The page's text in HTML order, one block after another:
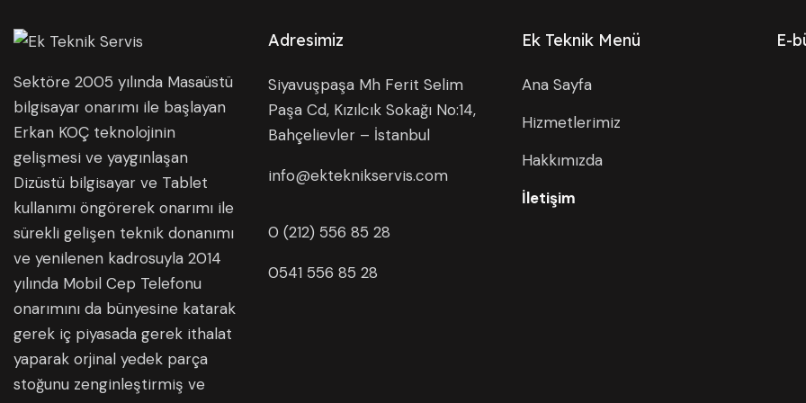
Sektöre 2005 yılında Masaüstü
bilgisayar onarımı ile başlayan
Erkan KOÇ teknolojinin
gelişmesi ve yaygınlaşan
Dizüstü bilgisayar ve Tablet
kullanımı öngörerek onarımı ile
sürekli gelişen teknik donanımı
ve yenilenen kadrosuyla 2014
yılında Mobil Cep Telefonu
onarımını da bünyesine katarak
gerek iç piyasada gerek ithalat
yaparak orjinal yedek parça
stoğunu zenginleştirmiş ve
Adresimiz
Siyavuşpaşa Mh Ferit Selim
Paşa Cd, Kızılcık Sokağı No:14,
Bahçelievler – İstanbul
info@ekteknikservis.com
0 (212) 556 85 28
0541 556 85 28
Ek Teknik Menü
Ana Sayfa
Hizmetlerimiz
Hakkımızda
İletişim
E-